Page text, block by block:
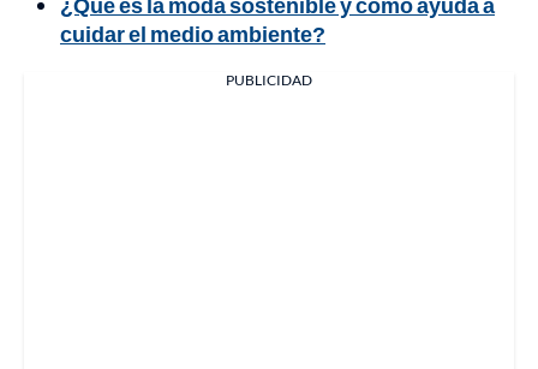
cuidar el medio ambiente?
PUBLICIDAD